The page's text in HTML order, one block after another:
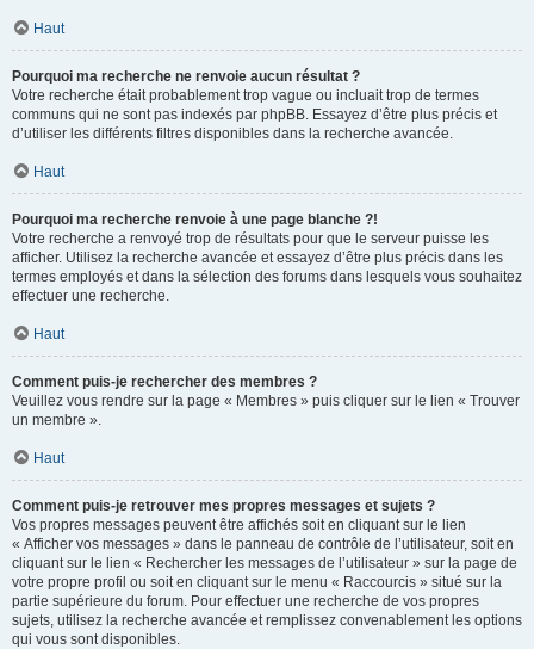
Haut
Pourquoi ma recherche ne renvoie aucun résultat ?
Votre recherche était probablement trop vague ou incluait trop de termes
communs qui ne sont pas indexés par phpBB. Essayez d’être plus précis et
d’utiliser les différents filtres disponibles dans la recherche avancée.
Haut
Pourquoi ma recherche renvoie à une page blanche ?!
Votre recherche a renvoyé trop de résultats pour que le serveur puisse les
afficher. Utilisez la recherche avancée et essayez d’être plus précis dans les
termes employés et dans la sélection des forums dans lesquels vous souhaitez
effectuer une recherche.
Haut
Comment puis-je rechercher des membres ?
Veuillez vous rendre sur la page « Membres » puis cliquer sur le lien « Trouver
un membre ».
Haut
Comment puis-je retrouver mes propres messages et sujets ?
Vos propres messages peuvent être affichés soit en cliquant sur le lien
« Afficher vos messages » dans le panneau de contrôle de l’utilisateur, soit en
cliquant sur le lien « Rechercher les messages de l’utilisateur » sur la page de
votre propre profil ou soit en cliquant sur le menu « Raccourcis » situé sur la
partie supérieure du forum. Pour effectuer une recherche de vos propres
sujets, utilisez la recherche avancée et remplissez convenablement les options
qui vous sont disponibles.